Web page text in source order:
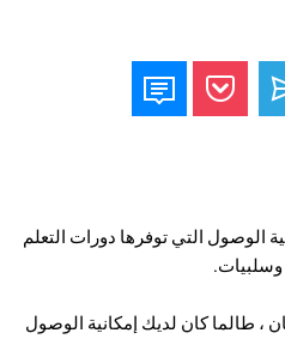
الوصول التي توفرها دورات التعلم
وسلبيات.
وقت ، في أي مكان ، طالما كان لديك إمكانية الوصول